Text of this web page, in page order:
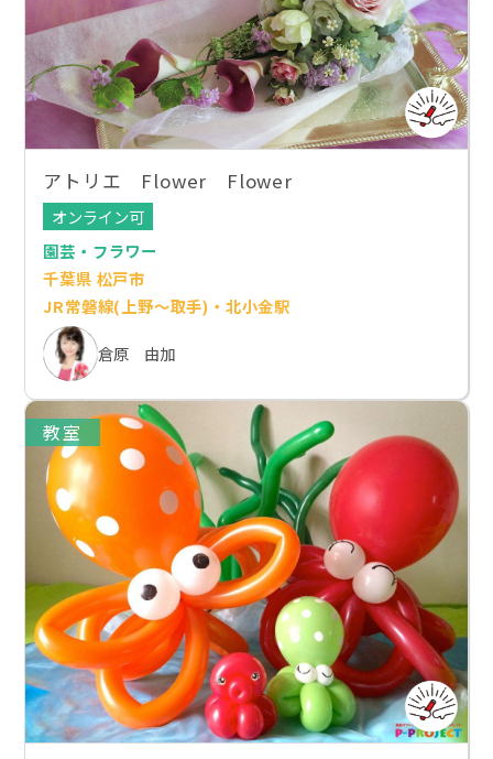
アトリエ Flower Flower
オンライン可
園芸・フラワー
千葉県 松戸市
JR常磐線(上野～取手)・北小金駅
倉原 由加
教室